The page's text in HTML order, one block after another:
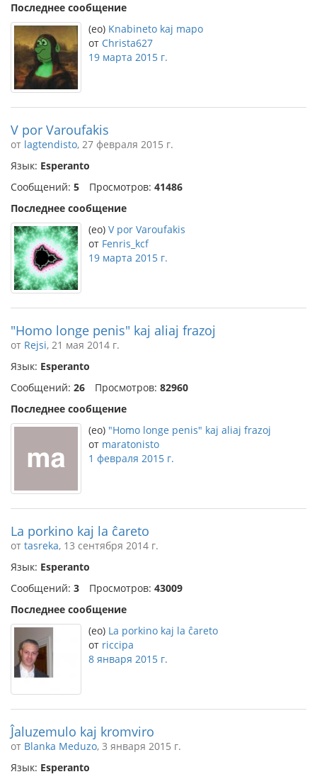
Последнее сообщение
(eo) Knabineto kaj mapo
от Christa627
19 марта 2015 г.
V por Varoufakis
от lagtendisto, 27 февраля 2015 г.
Язык: Esperanto
Сообщений: 5 Просмотров: 41486
Последнее сообщение
(eo) V por Varoufakis
от Fenris_kcf
19 марта 2015 г.
"Homo longe penis" kaj aliaj frazoj
от Rejsi, 21 мая 2014 г.
Язык: Esperanto
Сообщений: 26 Просмотров: 82960
Последнее сообщение
(eo) "Homo longe penis" kaj aliaj frazoj
от maratonisto
1 февраля 2015 г.
La porkino kaj la ĉareto
от tasreka, 13 сентября 2014 г.
Язык: Esperanto
Сообщений: 3 Просмотров: 43009
Последнее сообщение
(eo) La porkino kaj la ĉareto
от riccipa
8 января 2015 г.
Ĵaluzemulo kaj kromviro
от Blanka Meduzo, 3 января 2015 г.
Язык: Esperanto